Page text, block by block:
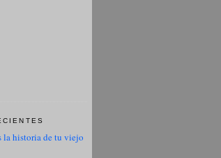
la historia de tu viejo